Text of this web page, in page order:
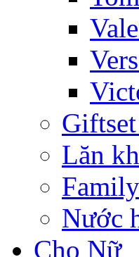
Lăn
Nước
Cho Nữ